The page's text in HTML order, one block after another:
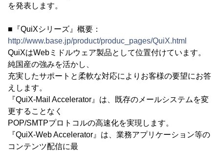
を発表します。
■『QuiXシリーズ』概要：
http://www.base.jp/product/produc_pages/QuiX.html
QuiXはWebミドルウェア製品として位置付けています。
純国産の強みを活かし、
充実したサポートと柔軟な対応によりお客様の要望にお答
えします。
『QuiX-Mail Accelerator』は、既存のメールシステムを変
更することなく
POP/SMTPプロトコルの高速化を実現します。
『QuiX-Web Accelerator』は、業務アプリケーション等の
コンテンツ配信に最